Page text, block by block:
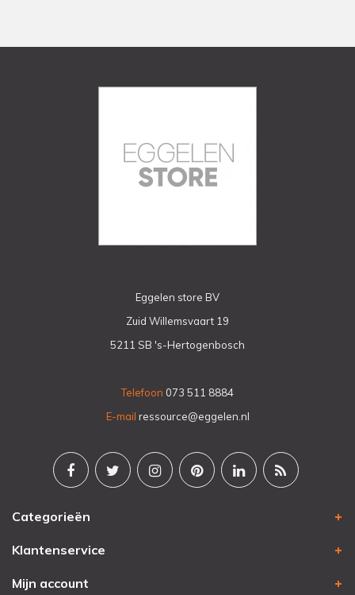
Eggelen store BV
Zuid Willemsvaart 19
5211 SB 's-Hertogenbosch
Telefoon 073 511 8884
E-mail ressource@eggelen.nl
Categorieën
Klantenservice
Mijn account